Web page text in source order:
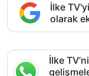
İlke
olarak
İlke